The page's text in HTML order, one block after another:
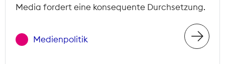
Media fordert eine konsequente Durchsetzung.
Medienpolitik